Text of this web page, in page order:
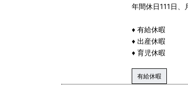
年間休日111日、
♦ 有給休暇
♦ 出産休暇
♦ 育児休暇
有給休暇